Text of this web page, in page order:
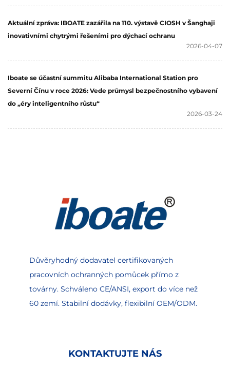
Aktuální zpráva: IBOATE zazářila na 110. výstavě CIOSH v Šanghaji
inovativními chytrými řešeními pro dýchací ochranu
2026-04-07
Iboate se účastní summitu Alibaba International Station pro
Severní Čínu v roce 2026: Vede průmysl bezpečnostního vybavení
do „éry inteligentního růstu“
2026-03-24
Důvěryhodný dodavatel certifikovaných
pracovních ochranných pomůcek přímo z
továrny. Schváleno CE/ANSI, export do více než
60 zemí. Stabilní dodávky, flexibilní OEM/ODM.
KONTAKTUJTE NÁS